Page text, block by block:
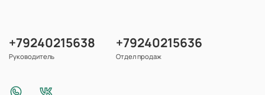
+79240215638
Руководитель
+79240215636
Отдел продаж